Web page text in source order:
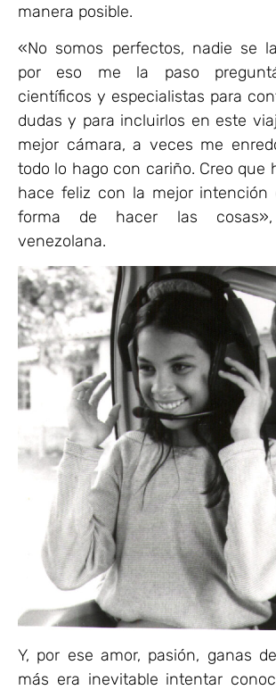
manera posible.
«No somos perfectos, nadie se
por eso me la paso
científicos y especialistas para
dudas y para incluirlos en este
mejor cámara, a veces me
todo lo hago con cariño. Creo que
hace feliz con la mejor intención
forma de hacer las
venezolana.
Y, por ese amor, pasión, ganas
más era inevitable intentar